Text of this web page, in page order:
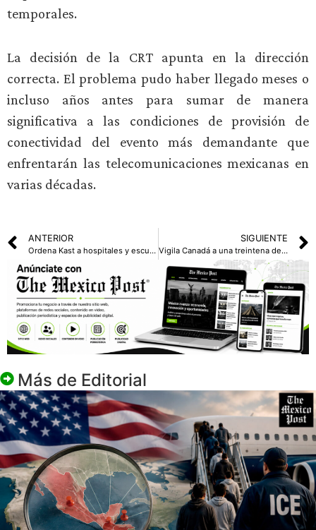
temporales.
La decisión de la CRT apunta en la dirección
correcta. El problema pudo haber llegado meses o
incluso años antes para sumar de manera
significativa a las condiciones de provisión de
conectividad del evento más demandante que
enfrentarán las telecomunicaciones mexicanas en
varias décadas.
ANTERIOR
Ordena Kast a hospitales y escuelas que entreguen datos de migrantes en Chile
SIGUIENTE
Vigila Canadá a una treintena de pasajeros por el brote de hantavirus vinculado a un crucero
Más de Editorial